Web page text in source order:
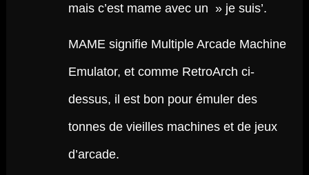
mais c’est mame avec un » je suis’.
MAME signifie Multiple Arcade Machine
Emulator, et comme RetroArch ci-
dessus, il est bon pour émuler des
tonnes de vieilles machines et de jeux
d’arcade.